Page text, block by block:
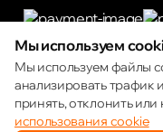
©
Мы используем
Мы используем файлы
анализировать трафик
принять, отклонить
использования cookie